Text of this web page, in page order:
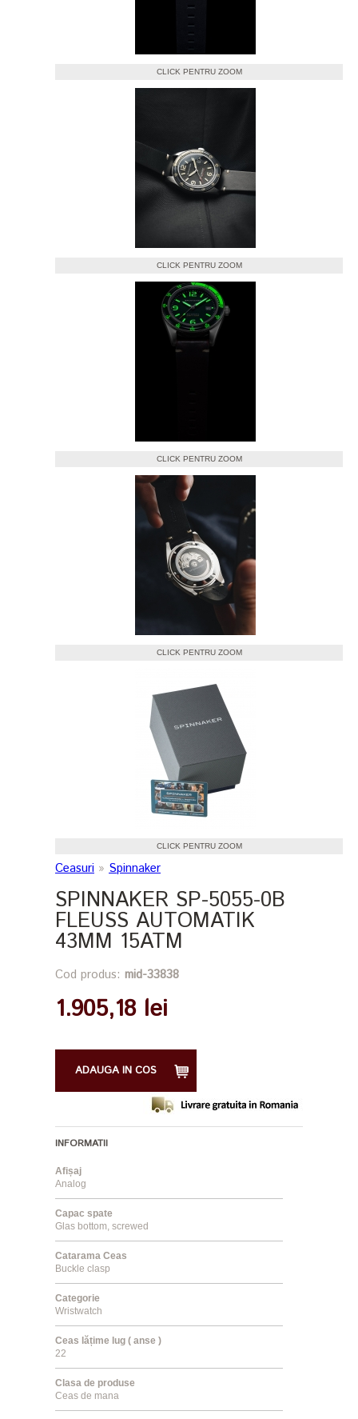
CLICK PENTRU ZOOM
CLICK PENTRU ZOOM
CLICK PENTRU ZOOM
CLICK PENTRU ZOOM
CLICK PENTRU ZOOM
Ceasuri » Spinnaker
SPINNAKER SP-5055-0B
FLEUSS AUTOMATIK
43MM 15ATM
Cod produs: mid-33838
1.905,18 lei
ADAUGA IN COS
INFORMATII
Afișaj
Analog
Capac spate
Glas bottom, screwed
Catarama Ceas
Buckle clasp
Categorie
Wristwatch
Ceas lățime lug ( anse )
22
Clasa de produse
Ceas de mana